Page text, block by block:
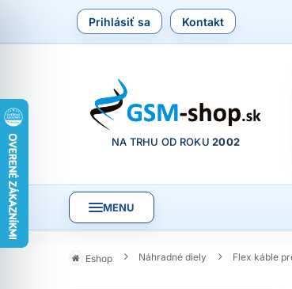
Prihlásiť sa Kontakt
NA TRHU OD ROKU2002
MENU
Eshop Náhradné diely Flex káble